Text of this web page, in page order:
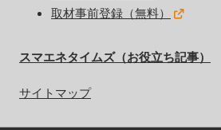
取材事前登録（無料）
スマエネタイムズ（お役立ち記事）
サイトマップ